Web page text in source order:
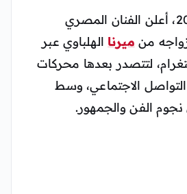
في 26 يونيو 2026، أعلن الفنان المصري
من ميرنا الهلباوي عبر
لتتصدر بعدها محركات
الاجتماعي، وسط
الفن والجمهور.